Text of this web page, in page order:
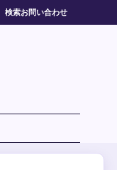
検索お問い合わせ